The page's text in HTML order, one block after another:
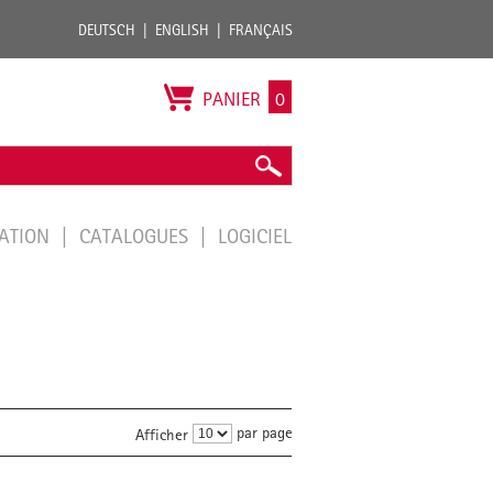
DEUTSCH ENGLISH FRANÇAIS
PANIER 0
CATALOGUES LOGICIEL
Afficher par page